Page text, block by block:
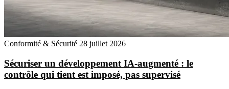
Conformité & Sécurité 28 juillet 2026
Sécuriser un développement IA-augmenté : le
contrôle qui tient est imposé, pas supervisé